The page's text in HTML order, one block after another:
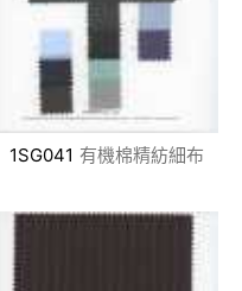
1SG041 有機棉精紡細布